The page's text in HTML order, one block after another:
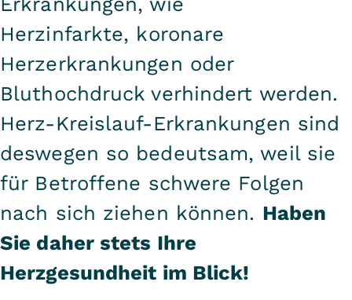
Herzinfarkte, koronare
Herzerkrankungen oder
Bluthochdruck verhindert werden.
Herz-Kreislauf-Erkrankungen sind
deswegen so bedeutsam, weil sie
für Betroffene schwere Folgen
nach sich ziehen können. Haben
Sie daher stets Ihre
Herzgesundheit im Blick!